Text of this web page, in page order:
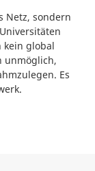
Netz, sondern
kein global
unmöglich,
Es